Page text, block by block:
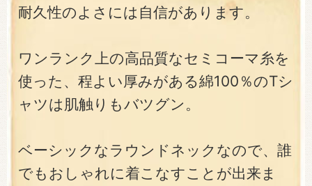
耐久性のよさには自信があります。
ワンランク上の高品質なセミコーマ糸を
使った、程よい厚みがある綿100％のTシ
ャツは肌触りもバツグン。
ベーシックなラウンドネックなので、誰
でもおしゃれに着こなすことが出来ま